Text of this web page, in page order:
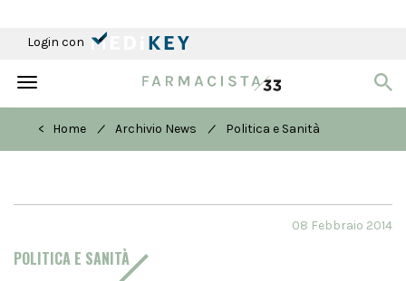
Login con
Toggle
< Home
/ Archivio News / Politica e Sanità
POLITICA E SANITÀ
08 Febbraio 2014